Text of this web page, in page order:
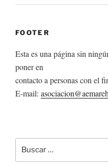
FOOTER
Esta es una página sin
poner en
contacto a personas con el
E-mail:
por: